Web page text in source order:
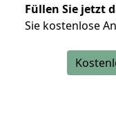
Füllen Sie jetzt
Sie kostenlose